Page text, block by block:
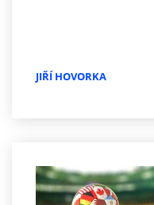
JIŘÍ HOVORKA